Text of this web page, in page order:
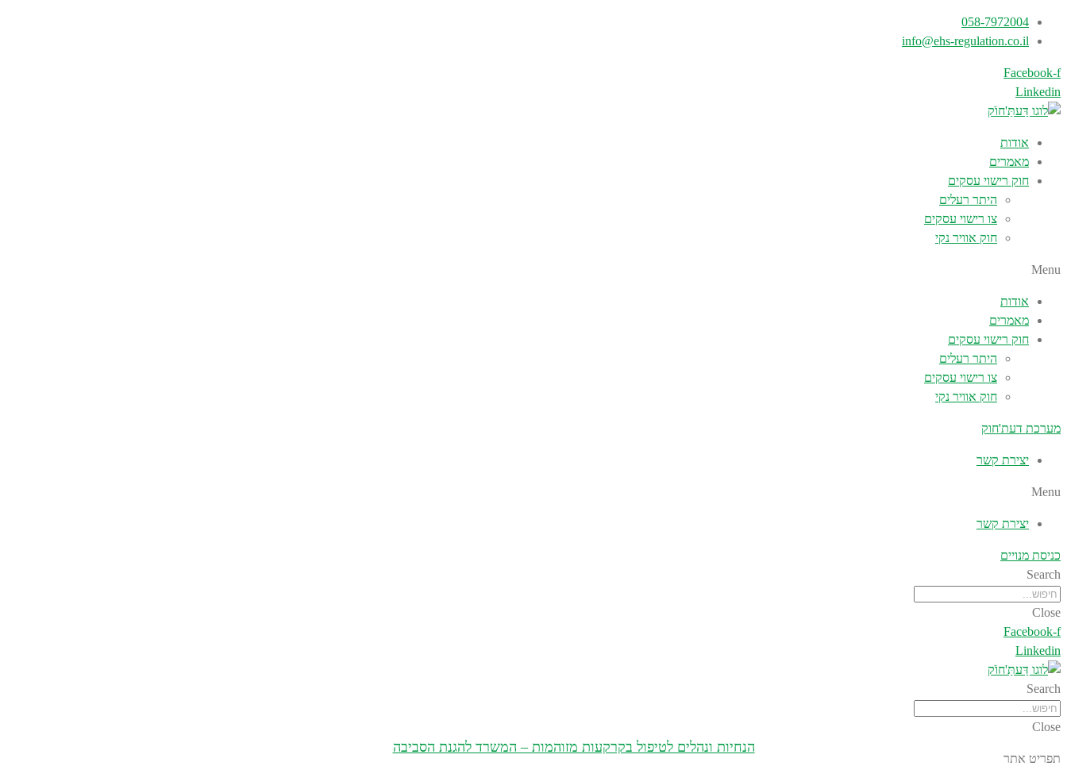
058-7972004
info@ehs-regulation.co.il
Facebook-f
Linkedin
אודות
מאמרים
חוק רישוי עסקים
היתר רעלים
צו רישוי עסקים
חוק אוויר נקי
Menu
אודות
מאמרים
חוק רישוי עסקים
היתר רעלים
צו רישוי עסקים
חוק אוויר נקי
מערכת דעת'חוק
יצירת קשר
Menu
יצירת קשר
כניסת מנויים
Search
Close
Facebook-f
Linkedin
Search
Close
הנחיות ונהלים לטיפול בקרקעות מזוהמות – המשרד להגנת הסביבה
תפריט אתר